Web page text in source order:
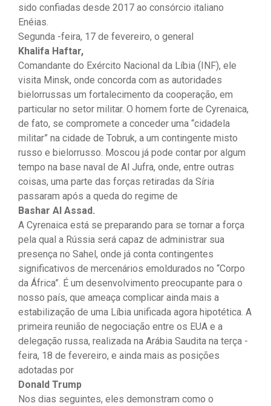
sido confiadas desde 2017 ao consórcio italiano
Enéias.
Segunda -feira, 17 de fevereiro, o general
Khalifa Haftar,
Comandante do Exército Nacional da Líbia (INF), ele
visita Minsk, onde concorda com as autoridades
bielorrussas um fortalecimento da cooperação, em
particular no setor militar. O homem forte de Cyrenaica,
de fato, se compromete a conceder uma “cidadela
militar” na cidade de Tobruk, a um contingente misto
russo e bielorrusso. Moscou já pode contar por algum
tempo na base naval de Al Jufra, onde, entre outras
coisas, uma parte das forças retiradas da Síria
passaram após a queda do regime de
Bashar Al Assad.
A Cyrenaica está se preparando para se tornar a força
pela qual a Rússia será capaz de administrar sua
presença no Sahel, onde já conta contingentes
significativos de mercenários emoldurados no “Corpo
da África”. É um desenvolvimento preocupante para o
nosso país, que ameaça complicar ainda mais a
estabilização de uma Líbia unificada agora hipotética. A
primeira reunião de negociação entre os EUA e a
delegação russa, realizada na Arábia Saudita na terça -
feira, 18 de fevereiro, e ainda mais as posições
adotadas por
Donald Trump
Nos dias seguintes, eles demonstram como o